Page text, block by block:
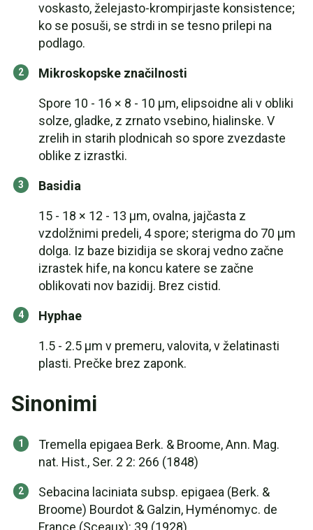
voskasto, želejasto-krompirjaste konsistence;
ko se posuši, se strdi in se tesno prilepi na
podlago.
Mikroskopske značilnosti
Spore 10 - 16 × 8 - 10 μm, elipsoidne ali v obliki
solze, gladke, z zrnato vsebino, hialinske. V
zrelih in starih plodnicah so spore zvezdaste
oblike z izrastki.
Basidia
15 - 18 × 12 - 13 μm, ovalna, jajčasta z
vzdolžnimi predeli, 4 spore; sterigma do 70 μm
dolga. Iz baze bizidija se skoraj vedno začne
izrastek hife, na koncu katere se začne
oblikovati nov bazidij. Brez cistid.
Hyphae
1.5 - 2.5 µm v premeru, valovita, v želatinasti
plasti. Prečke brez zaponk.
Sinonimi
Tremella epigaea Berk. & Broome, Ann. Mag.
nat. Hist., Ser. 2 2: 266 (1848)
Sebacina laciniata subsp. epigaea (Berk. &
Broome) Bourdot & Galzin, Hyménomyc. de
France (Sceaux): 39 (1928)